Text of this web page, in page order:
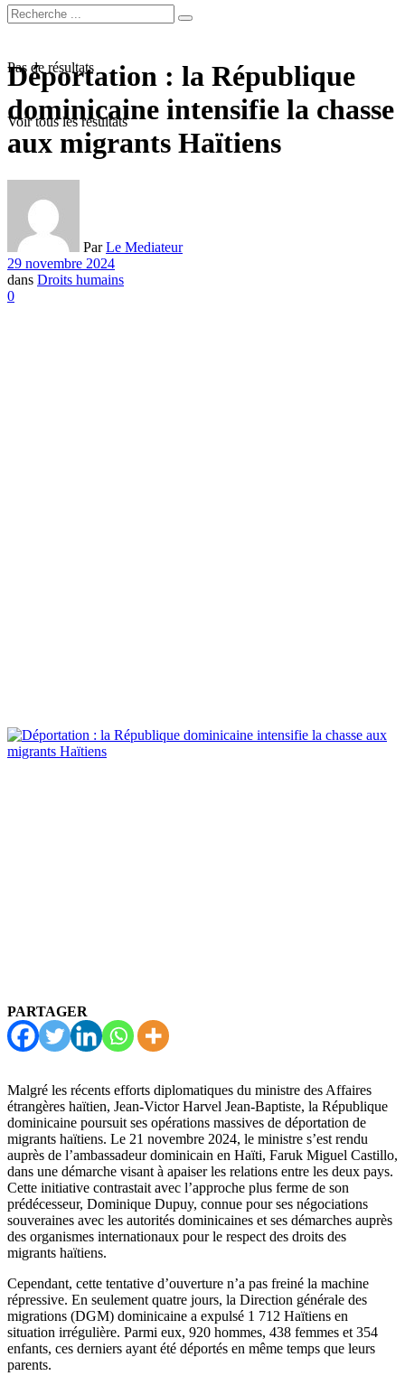
Pas de résultats
Voir tous les résultats
Déportation : la République
dominicaine intensifie la chasse
aux migrants Haïtiens
Par Le Mediateur
29 novembre 2024
dans Droits humains
0
PARTAGER
Malgré les récents efforts diplomatiques du ministre des Affaires
étrangères haïtien, Jean-Victor Harvel Jean-Baptiste, la République
dominicaine poursuit ses opérations massives de déportation de
migrants haïtiens. Le 21 novembre 2024, le ministre s’est rendu
auprès de l’ambassadeur dominicain en Haïti, Faruk Miguel Castillo,
dans une démarche visant à apaiser les relations entre les deux pays.
Cette initiative contrastait avec l’approche plus ferme de son
prédécesseur, Dominique Dupuy, connue pour ses négociations
souveraines avec les autorités dominicaines et ses démarches auprès
des organismes internationaux pour le respect des droits des
migrants haïtiens.
Cependant, cette tentative d’ouverture n’a pas freiné la machine
répressive. En seulement quatre jours, la Direction générale des
migrations (DGM) dominicaine a expulsé 1 712 Haïtiens en
situation irrégulière. Parmi eux, 920 hommes, 438 femmes et 354
enfants, ces derniers ayant été déportés en même temps que leurs
parents.